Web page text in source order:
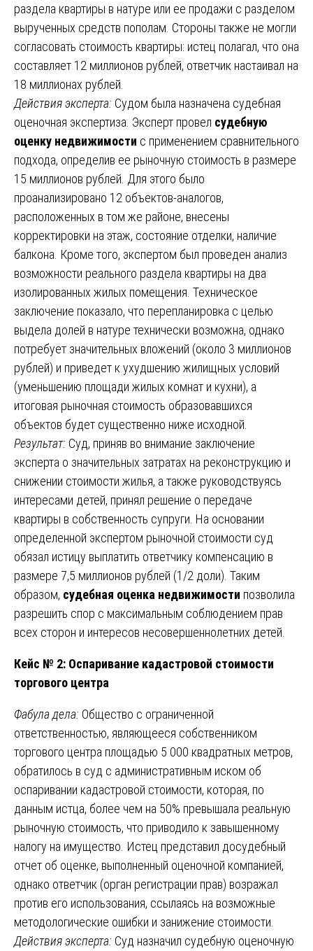
раздела квартиры в натуре или ее продажи с разделом
вырученных средств пополам. Стороны также не могли
согласовать стоимость квартиры: истец полагал, что она
составляет 12 миллионов рублей, ответчик настаивал на
18 миллионах рублей.
Действия эксперта: Судом была назначена судебная
оценочная экспертиза. Эксперт провел судебную
оценку недвижимости с применением сравнительного
подхода, определив ее рыночную стоимость в размере
15 миллионов рублей. Для этого было
проанализировано 12 объектов-аналогов,
расположенных в том же районе, внесены
корректировки на этаж, состояние отделки, наличие
балкона. Кроме того, экспертом был проведен анализ
возможности реального раздела квартиры на два
изолированных жилых помещения. Техническое
заключение показало, что перепланировка с целью
выдела долей в натуре технически возможна, однако
потребует значительных вложений (около 3 миллионов
рублей) и приведет к ухудшению жилищных условий
(уменьшению площади жилых комнат и кухни), а
итоговая рыночная стоимость образовавшихся
объектов будет существенно ниже исходной.
Результат: Суд, приняв во внимание заключение
эксперта о значительных затратах на реконструкцию и
снижении стоимости жилья, а также руководствуясь
интересами детей, принял решение о передаче
квартиры в собственность супруги. На основании
определенной экспертом рыночной стоимости суд
обязал истицу выплатить ответчику компенсацию в
размере 7,5 миллионов рублей (1/2 доли). Таким
образом, судебная оценка недвижимости позволила
разрешить спор с максимальным соблюдением прав
всех сторон и интересов несовершеннолетних детей.
Кейс № 2: Оспаривание кадастровой стоимости
торгового центра
Фабула дела: Общество с ограниченной
ответственностью, являющееся собственником
торгового центра площадью 5 000 квадратных метров,
обратилось в суд с административным иском об
оспаривании кадастровой стоимости, которая, по
данным истца, более чем на 50% превышала реальную
рыночную стоимость, что приводило к завышенному
налогу на имущество. Истец представил досудебный
отчет об оценке, выполненный оценочной компанией,
однако ответчик (орган регистрации прав) возражал
против его использования, ссылаясь на возможные
методологические ошибки и занижение стоимости.
Действия эксперта: Суд назначил судебную оценочную